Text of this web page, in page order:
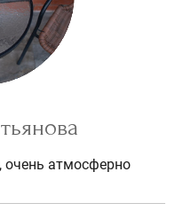
очень атмосферно